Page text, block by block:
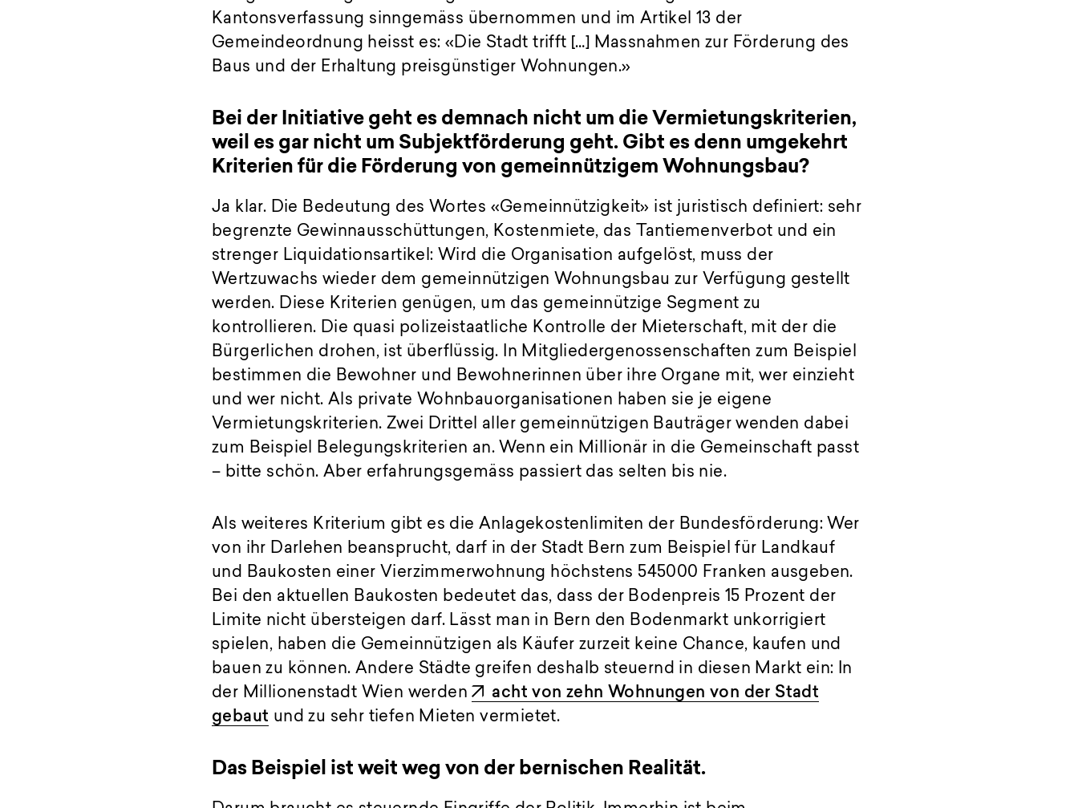
Kantonsverfassung sinngemäss übernommen und im Artikel 13 der
Gemeindeordnung heisst es: «Die Stadt trifft […] Massnahmen zur Förderung des
Baus und der Erhaltung preisgünstiger Wohnungen.»
Bei der Initiative geht es demnach nicht um die Vermietungskriterien,
weil es gar nicht um Subjektförderung geht. Gibt es denn umgekehrt
Kriterien für die Förderung von gemeinnützigem Wohnungsbau?
Ja klar. Die Bedeutung des Wortes «Gemeinnützigkeit» ist juristisch definiert: sehr
begrenzte Gewinnausschüttungen, Kostenmiete, das Tantiemenverbot und ein
strenger Liquidationsartikel: Wird die Organisation aufgelöst, muss der
Wertzuwachs wieder dem gemeinnützigen Wohnungsbau zur Verfügung gestellt
werden. Diese Kriterien genügen, um das gemeinnützige Segment zu
kontrollieren. Die quasi polizeistaatliche Kontrolle der Mieterschaft, mit der die
Bürgerlichen drohen, ist überflüssig. In Mitgliedergenossenschaften zum Beispiel
bestimmen die Bewohner und Bewohnerinnen über ihre Organe mit, wer einzieht
und wer nicht. Als private Wohnbauorganisationen haben sie je eigene
Vermietungskriterien. Zwei Drittel aller gemeinnützigen Bauträger wenden dabei
zum Beispiel Belegungskriterien an. Wenn ein Millionär in die Gemeinschaft passt
– bitte schön. Aber erfahrungsgemäss passiert das selten bis nie.
Als weiteres Kriterium gibt es die Anlagekostenlimiten der Bundesförderung: Wer
von ihr Darlehen beansprucht, darf in der Stadt Bern zum Beispiel für Landkauf
und Baukosten einer Vierzimmerwohnung höchstens 545000 Franken ausgeben.
Bei den aktuellen Baukosten bedeutet das, dass der Bodenpreis 15 Prozent der
Limite nicht übersteigen darf. Lässt man in Bern den Bodenmarkt unkorrigiert
spielen, haben die Gemeinnützigen als Käufer zurzeit keine Chance, kaufen und
bauen zu können. Andere Städte greifen deshalb steuernd in diesen Markt ein: In
der Millionenstadt Wien werden
acht von zehn Wohnungen von der Stadt
gebaut und zu sehr tiefen Mieten vermietet.
Das Beispiel ist weit weg von der bernischen Realität.